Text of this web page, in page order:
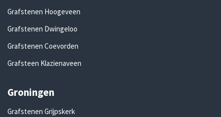
Grafstenen Hoogeveen
Grafstenen Dwingeloo
Grafstenen Coevorden
Grafsteen Klazienaveen
Groningen
Grafstenen Grijpskerk